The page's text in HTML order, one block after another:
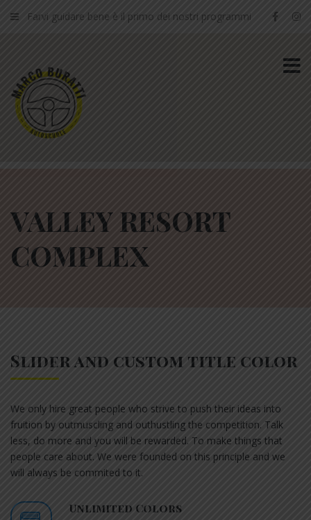
Farvi guidare bene è il primo dei nostri programmi
VALLEY RESORT
COMPLEX
Slider and custom title color
We only hire great people who strive to push their ideas into
fruition by outmuscling and outhustling the competition. Talk
less, do more and you will be rewarded. To make things that
people care about. We were founded on this principle and we
will always be commited to it.
Unlimited Colors